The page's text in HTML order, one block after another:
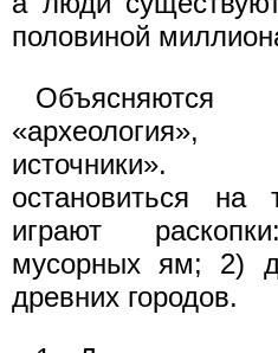
половиной
«археология»,
источники».
остановиться
играют
мусорных ям; 2)
древних городов.